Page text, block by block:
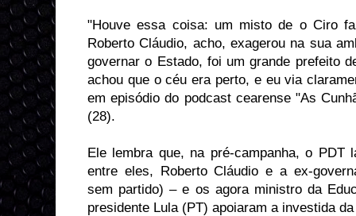
"Houve essa coisa: um misto de o Ciro
Roberto Cláudio, acho, exagerou na sua
governar o Estado, foi um grande prefeito
achou que o céu era perto, e eu via
em episódio do podcast cearense "As
(28).
Ele lembra que, na pré-campanha, o PDT
entre eles, Roberto Cláudio e a ex-
sem partido) – e os agora ministro da
presidente Lula (PT) apoiaram a investida